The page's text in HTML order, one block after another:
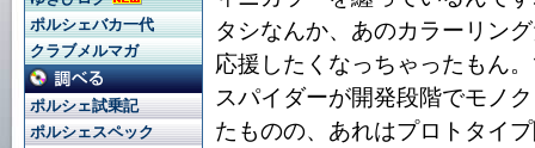
タシなんか、あのカラーリン
応援したくなっちゃったもん
スパイダーが開発段階でモノ
たものの、あれはプロトタイ
ポルシェバカ一代
クラブメルマガ
ポルシェ試乗記
ポルシェスペック